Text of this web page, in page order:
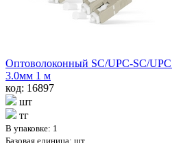
Оптоволоконный SC/UPC-SC/
3.0мм 1 м
код: 16897
шт
тг
В упаковке: 1
Базовая единица: шт